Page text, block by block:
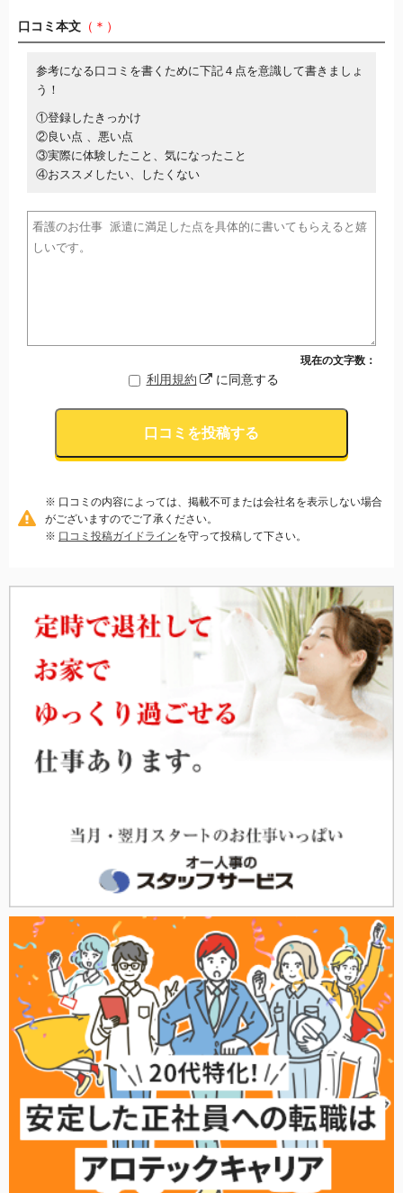
口コミ本文 （＊）
参考になる口コミを書くために下記４点を意識して書きましょ
う！
①登録したきっかけ
②良い点 、悪い点
③実際に体験したこと、気になったこと
④おススメしたい、したくない
現在の文字数：
利用規約 に同意する
口コミを投稿する
※ 口コミの内容によっては、掲載不可または会社名を表示しない場合
がございますのでご了承ください。
※ 口コミ投稿ガイドラインを守って投稿して下さい。